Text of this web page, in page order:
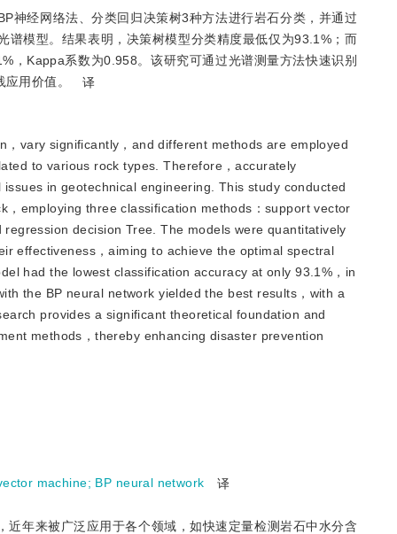
神经网络法、分类回归决策树3种方法进行岩石分类，并通过
模型。结果表明，决策树模型分类精度最低仅为93.1%；而
，Kappa系数为0.958。该研究可通过光谱测量方法快速识别
用价值。
译
vary significantly，and different methods are employed
to various rock types. Therefore，accurately
in geotechnical engineering. This study conducted
employing three classification methods：support vector
decision Tree. The models were quantitatively
effectiveness，aiming to achieve the optimal spectral
had the lowest classification accuracy at only 93.1%，in
the BP neural network yielded the best results，with a
provides a significant theoretical foundation and
methods，thereby enhancing disaster prevention
machine; BP neural network 译
年来被广泛应用于各个领域，如快速定量检测岩石中水分含